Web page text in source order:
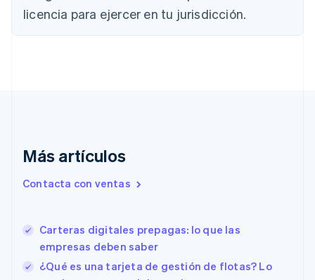
licencia para ejercer en tu jurisdicción.
Más artículos
Contacta con ventas
Carteras digitales prepagas: lo que las
empresas deben saber
¿Qué es una tarjeta de gestión de flotas? Lo
English
China continental
Eslovaquia
Eslovenia
EspañolEnglish
Estados Unidos
English 简体中文
Estonia